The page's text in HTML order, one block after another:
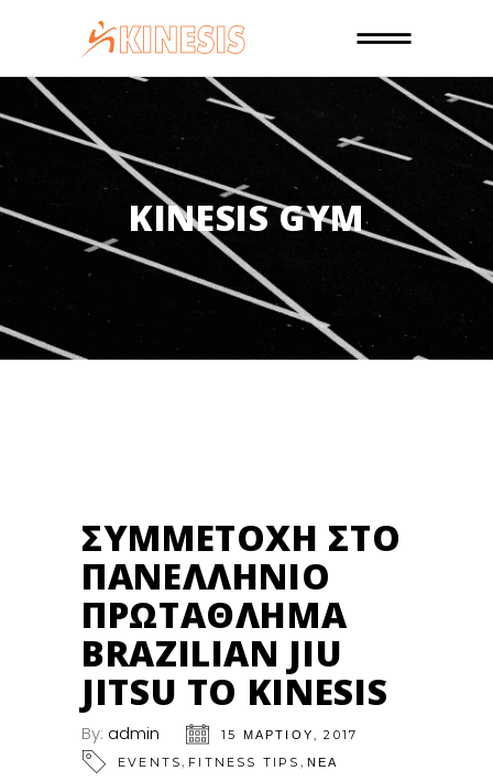
KINESIS GYM
ΣΥΜΜΕΤΟΧΉ ΣΤΟ
ΠΑΝΕΛΛΉΝΙΟ
ΠΡΩΤΆΘΛΗΜΑ
BRAZILIAN JIU
JITSU ΤΟ KINESIS
By: admin
15 ΜΑΡΤΊΟΥ, 2017
EVENTS, FITNESS TIPS , ΝΕΑ